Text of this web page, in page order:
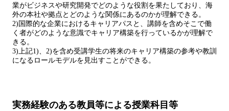
業がビジネスや研究開発でどのような役割を果たしており、海
外の本社や拠点とどのような関係にあるのかが理解できる。
2)国際的な企業におけるキャリアパスと、講師を含めそこで働
く者がどのような意識でキャリア構築を行っているかが理解で
きる。
3)上記1)、2)を含め受講学生の将来のキャリア構築の参考や教訓
になるロールモデルを見出すことができる。
実務経験のある教員等による授業科目等